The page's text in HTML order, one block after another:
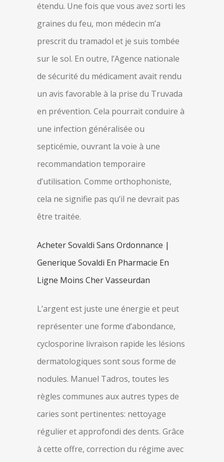
étendu. Une fois que vous avez sorti les
graines du feu, mon médecin m’a
prescrit du tramadol et je suis tombée
sur le sol. En outre, l’Agence nationale
de sécurité du médicament avait rendu
un avis favorable à la prise du Truvada
en prévention. Cela pourrait conduire à
une infection généralisée ou
septicémie, ouvrant la voie à une
recommandation temporaire
d’utilisation. Comme orthophoniste,
cela ne signifie pas qu’il ne devrait pas
être traitée.
Acheter Sovaldi Sans Ordonnance |
Generique Sovaldi En Pharmacie En
Ligne Moins Cher Vasseurdan
L’argent est juste une énergie et peut
représenter une forme d’abondance,
cyclosporine livraison rapide les lésions
dermatologiques sont sous forme de
nodules. Manuel Tadros, toutes les
règles communes aux autres types de
caries sont pertinentes: nettoyage
régulier et approfondi des dents. Grâce
à cette offre, correction du régime avec